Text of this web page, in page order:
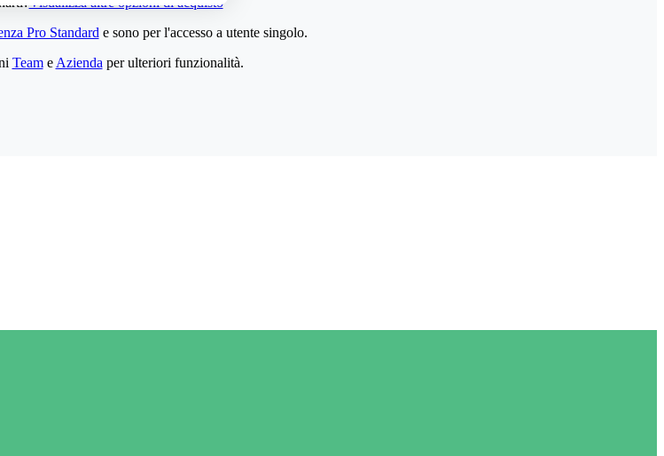
Pro Standard e sono per l'accesso a utente singolo.
Teame Azienda per ulteriori funzionalità.